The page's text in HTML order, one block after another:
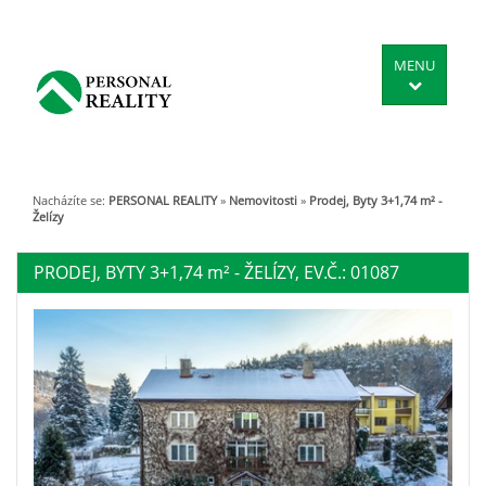
MENU
Nacházíte se: PERSONAL REALITY » Nemovitosti » Prodej, Byty 3+1,74 m² -
Želízy
PRODEJ, BYTY 3+1,74 m²- ŽELÍZY, EV.Č.: 01087